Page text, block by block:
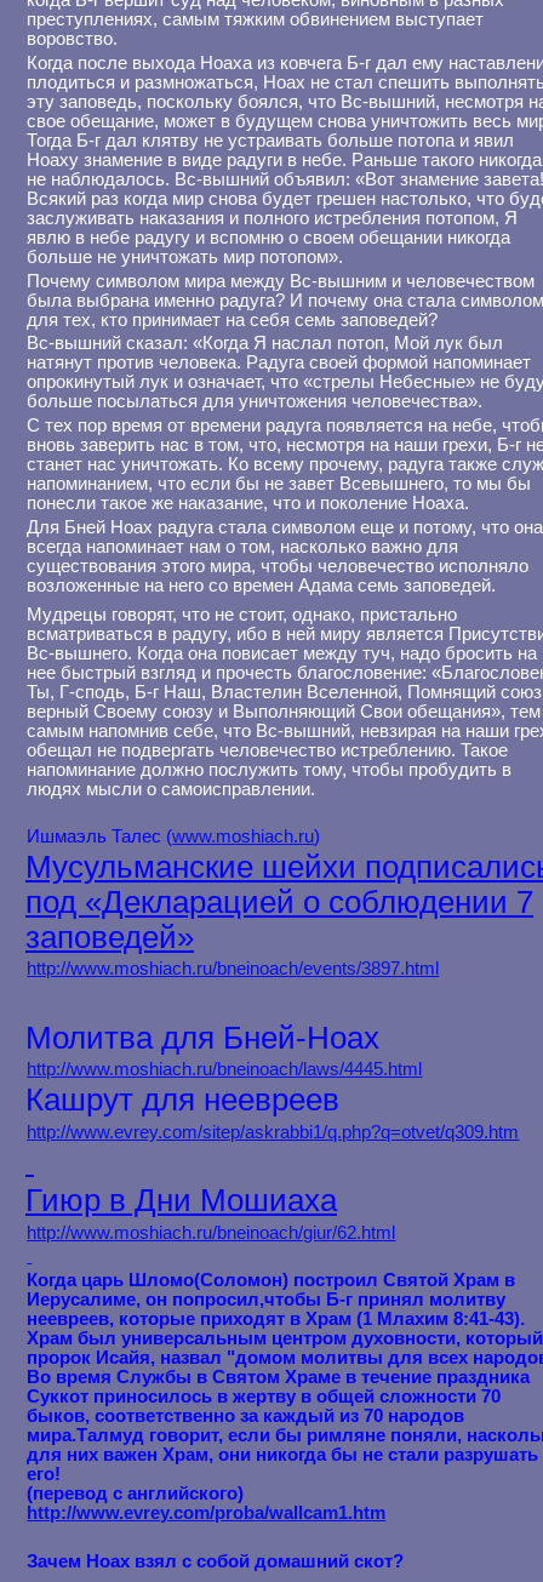
преступлениях, самым тяжким обвинением выступает
воровство.
Когда после выхода Ноаха из ковчега Б-г дал ему
плодиться и размножаться, Ноах не стал спешить
эту заповедь, поскольку боялся, что Вс-вышний, несмотря
свое обещание, может в будущем снова уничтожить весь
Тогда Б-г дал клятву не устраивать больше потопа и явил
Ноаху знамение в виде радуги в небе. Раньше такого никогда
не наблюдалось. Вс-вышний объявил: «Вот знамение
Всякий раз когда мир снова будет грешен настолько, что
заслуживать наказания и полного истребления потопом, Я
явлю в небе радугу и вспомню о своем обещании никогда
больше не уничтожать мир потопом».
Почему символом мира между Вс-вышним и человечеством
была выбрана именно радуга? И почему она стала
для тех, кто принимает на себя семь заповедей?
Вс-вышний сказал: «Когда Я наслал потоп, Мой лук был
натянут против человека. Радуга своей формой напоминает
опрокинутый лук и означает, что «стрелы Небесные» не
больше посылаться для уничтожения человечества».
С тех пор время от времени радуга появляется на небе,
вновь заверить нас в том, что, несмотря на наши грехи, Б-г
станет нас уничтожать. Ко всему прочему, радуга также
напоминанием, что если бы не завет Всевышнего, то мы бы
понесли такое же наказание, что и поколение Ноаха.
Для Бней Ноах радуга стала символом еще и потому, что она
всегда напоминает нам о том, насколько важно для
существования этого мира, чтобы человечество исполняло
возложенные на него со времен Адама семь заповедей.
Мудрецы говорят, что не стоит, однако, пристально
всматриваться в радугу, ибо в ней миру является
Вс-вышнего. Когда она повисает между туч, надо бросить на
нее быстрый взгляд и прочесть благословение:
Ты, Г-сподь, Б-г Наш, Властелин Вселенной, Помнящий
верный Своему союзу и Выполняющий Свои обещания», тем
самым напомнив себе, что Вс-вышний, невзирая на наши
обещал не подвергать человечество истреблению. Такое
напоминание должно послужить тому, чтобы пробудить в
людях мысли о самоисправлении.
Ишмаэль Талес (www.moshiach.ru)
Мусульманские шейхи
под «Декларацией о соблюдении 7
заповедей»
http://www.moshiach.ru/bneinoach/events/3897.html
Молитва для Бней-Ноах
http://www.moshiach.ru/bneinoach/laws/4445.html
Кашрут для неевреев
http://www.evrey.com/sitep/askrabbi1/q.php?q=otvet/q309.htm
Гиюр в Дни Мошиаха
http://www.moshiach.ru/bneinoach/giur/62.html
Когда царь Шломо(Соломон) построил Святой Храм в
Иерусалиме, он попросил,чтобы Б-г принял молитву
неевреев, которые приходят в Храм (1 Млахим 8:41-43).
Храм был универсальным центром духовности, который
пророк Исайя, назвал "домом молитвы для всех
Во время Службы в Святом Храме в течение праздника
Суккот приносилось в жертву в общей сложности 70
быков, соответственно за каждый из 70 народов
мира.Талмуд говорит, если бы римляне поняли,
для них важен Храм, они никогда бы не стали разрушать
его!
(перевод с английского)
http://www.evrey.com/proba/wallcam1.htm
Зачем Ноах взял с собой домашний скот?